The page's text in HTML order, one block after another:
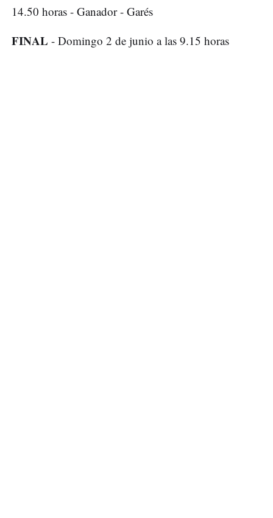
14.50 horas - Ganador - Garés
FINAL - Domingo 2 de junio a las 9.15 horas